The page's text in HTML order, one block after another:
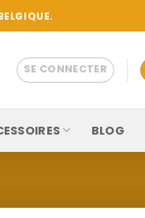
SE CONNECTER
BLOG